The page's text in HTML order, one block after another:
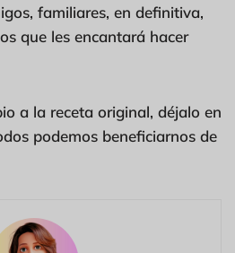
familiares, en definitiva,
que les encantará hacer
a la receta original, déjalo en
podemos beneficiarnos de